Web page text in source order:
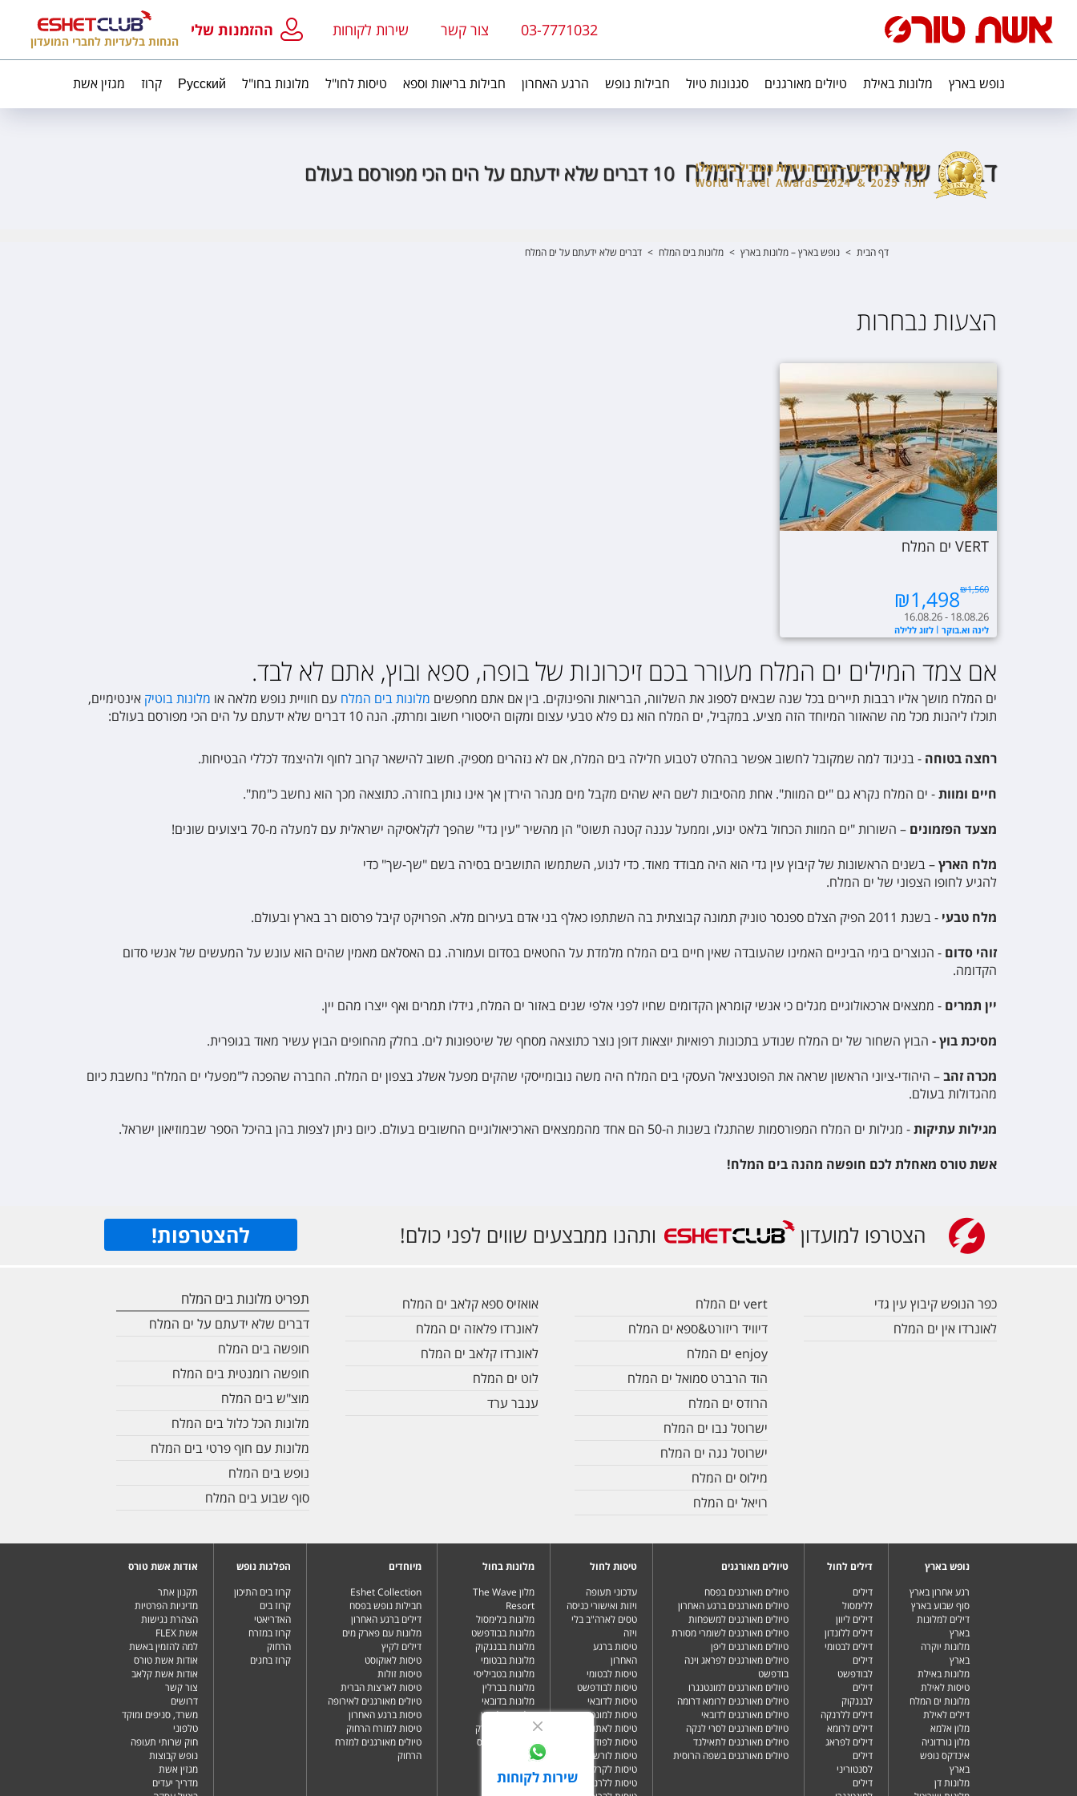
03-7771032 צור קשר שירות לקוחות ההזמנות שלי
הנחות בלעדיות לחברי המועדון
נופש בארץ מלונות באילת טיולים מאורגנים סגנונות טיול חבילות נופש הרגע האחרון חבילות בריאות וספא טיסות לחו"ל מלונות בחו"ל Русский קרוז מגזין אשת
שירות לקוחות
דברים שלא ידעתם על ים המלח 10 דברים שלא ידעתם על הים הכי מפורסם בעולם
דף הבית > נופש בארץ – מלונות בארץ > מלונות בים המלח > דברים שלא ידעתם על ים המלח
הצעות נבחרות
VERT ים המלח
₪1,498₪1,560
לינה וא.בוקר לזוג ללילה
16.08.26 - 18.08.26
אם צמד המילים ים המלח מעורר בכם זיכרונות של בופה, ספא ובוץ, אתם לא לבד.
ים המלח מושך אליו רבבות תיירים בכל שנה שבאים לספוג את השלווה, הבריאות והפינוקים. בין אם אתם מחפשים מלונות בים המלח עם חוויית נופש מלאה או מלונות בוטיק אינטימיים,
תוכלו ליהנות מכל מה שהאזור המיוחד הזה מציע. במקביל, ים המלח הוא גם פלא טבעי עצום ומקום היסטורי חשוב ומרתק. הנה 10 דברים שלא ידעתם על הים הכי מפורסם בעולם:
רחצה בטוחה - בניגוד למה שמקובל לחשוב אפשר בהחלט לטבוע חלילה בים המלח, אם לא נזהרים מספיק. חשוב להישאר קרוב לחוף ולהיצמד לכללי הבטיחות.
חיים ומוות- ים המלח נקרא גם "ים המוות". אחת מהסיבות לשם היא שהים מקבל מים מנהר הירדן אך אינו נותן בחזרה. כתוצאה מכך הוא נחשב כ"מת".
מצעד הפזמונים – השורות "ים המוות הכחול בלאט ינוע, וממעל עננה קטנה תשוט" הן מהשיר "עין גדי" שהפך לקלאסיקה ישראלית עם למעלה מ-70 ביצועים שונים!
מלח הארץ– בשנים הראשונות של קיבוץ עין גדי הוא היה מבודד מאוד. כדי לנוע, השתמשו התושבים בסירה בשם "שך-שך" כדי
להגיע לחופו הצפוני של ים המלח.
מלח טבעי - בשנת 2011 הפיק הצלם ספנסר טוניק תמונה קבוצתית בה השתתפו כאלף בני אדם בעירום מלא. הפרויקט קיבל פרסום רב בארץ ובעולם.
זוהי סדום - הנוצרים בימי הביניים האמינו שהעובדה שאין חיים בים המלח מלמדת על החטאים בסדום ועמורה. גם האסלאם מאמין שהים הוא עונש על המעשים של אנשי סדום
הקדומה.
יין תמרים - ממצאים ארכאולוגיים מגלים כי אנשי קומראן הקדומים שחיו לפני אלפי שנים באזור ים המלח, גידלו תמרים ואף ייצרו מהם יין.
מסיכת בוץ - הבוץ השחור של ים המלח שנודע בתכונות רפואיות יוצאות דופן נוצר כתוצאה מסחף של שיטפונות לים. בחלק מהחופים הבוץ עשיר מאוד בגופרית.
מכרה זהב– היהודי-ציוני הראשון שראה את הפוטנציאל העסקי בים המלח היה משה נובומייסקי שהקים מפעל אשלג בצפון ים המלח. החברה שהפכה ל"מפעלי ים המלח" נחשבת כיום
מהגדולות בעולם.
מגילות עתיקות- מגילות ים המלח המפורסמות שהתגלו בשנות ה-50 הם אחד מהממצאים הארכיאולוגיים החשובים בעולם. כיום ניתן לצפות בהן בהיכל הספר שבמוזיאון ישראל.
אשת טורס מאחלת לכם חופשה מהנה בים המלח!
הצטרפו למועדון ותהנו ממבצעים שווים לפני כולם! להצטרפות!
כפר הנופש קיבוץ עין גדי
לאונרדו אין ים המלח
vert ים המלח
דיוויד ריזורט&ספא ים המלח
enjoy ים המלח
הוד הרברט סמואל ים המלח
הרודס ים המלח
ישרוטל נבו ים המלח
ישרוטל נגה ים המלח
מילוס ים המלח
רויאל ים המלח
אואזיס ספא קלאב ים המלח
לאונרדו פלאזה ים המלח
לאונרדו קלאב ים המלח
לוט ים המלח
ענבר ערד
תפריט מלונות בים המלח
דברים שלא ידעתם על ים המלח
חופשה בים המלח
חופשה רומנטית בים המלח
מוצ"ש בים המלח
מלונות הכל כלול בים המלח
מלונות עם חוף פרטי בים המלח
נופש בים המלח
סוף שבוע בים המלח
נופש בארץ
רגע אחרון בארץ
סוף שבוע בארץ
דילים למלונות
בארץ
מלונות יוקרה
בארץ
מלונות באילת
טיסות לאילת
מלונות ים המלח
דילים לאילת
מלון אלמא
מלון גורדוניה
אינדקס נופש
בארץ
מלונות דן
דילים לחול
דילים
ללימסול
דילים ליוון
דילים ללונדון
דילים לבטומי
דילים
לבודפשט
דילים
לבנגקוק
דילים ללרנקה
דילים לרומא
דילים לפראג
דילים
לסנטוריני
דילים
טיולים מאורגנים
טיולים מאורגנים בפסח
טיולים מאורגנים ברגע האחרון
טיולים מאורגנים למשפחות
טיולים מאורגנים לשומרי מסורת
טיולים מאורגנים ליפן
טיולים מאורגנים לפראג וינה
בודפשט
טיולים מאורגנים למונטנגרו
טיולים מאורגנים לרומא דרומה
טיולים מאורגנים לדובאי
טיולים מאורגנים לסרי לנקה
טיולים מאורגנים לתאילנד
טיולים מאורגנים בשפה הרוסית
טיסות לחול
עדכוני תעופה
ויזות ואישורי כניסה
טסים לארה"ב בלי
ויזה
טיסות ברגע
האחרון
טיסות לבטומי
טיסות לבודפשט
טיסות לדובאי
טיסות למונטנגרו
טיסות לאתונה
טיסות לפודגוריצה
טיסות לורשה
טיסות לקרקוב
טיסות ללרנקה
מלונות בחול
מלון The Wave
Resort
מלונות בלימסול
מלונות בבודפשט
מלונות בבנגקוק
מלונות בבטומי
מלונות בטביליסי
מלונות בברלין
מלונות בדובאי
מלונות בלונדון
מלונות בניו יורק
מלונות בפאפוס
מיוחדים
Eshet Collection
חבילות נופש בפסח
דילים ברגע האחרון
מלונות עם פארק מים
דילים לקיץ
טיסות לאוקוסט
טיסות זולות
טיסות לארצות הברית
טיולים מאורגנים לאירופה
טיסות ברגע האחרון
טיסות למזרח הרחוק
טיולים מאורגנים למזרח
הרחוק
הפלגות נופש
קרוז בים התיכון
קרוז בים
האדריאטי
קרוז במזרח
הרחוק
קרוז בחגים
אודות אשת טורס
תקנון אתר
מדיניות הפרטיות
הצהרת נגישות
אשת FLEX
למה להזמין באשת
אודות אשת טורס
אודות אשת קלאב
צור קשר
דרושים
משרד, סניפים ומוקד
טלפוני
חוק שרותי תעופה
נופש קבוצות
מגזין אשת
מדריך יעדים